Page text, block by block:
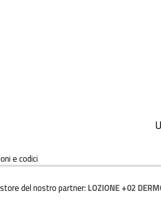
e codici
del nostro partner: LOZIONE +02